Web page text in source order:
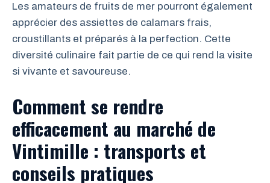
Les amateurs de fruits de mer pourront également
apprécier des assiettes de calamars frais,
croustillants et préparés à la perfection. Cette
diversité culinaire fait partie de ce qui rend la visite
si vivante et savoureuse.
Comment se rendre
efficacement au marché de
Vintimille : transports et
conseils pratiques